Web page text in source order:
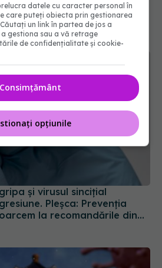
creierului și după
Pleșca: Prevenția
la recomandările din
datele cu caracter personal în
care puteți obiecta prin gestionarea
un link în partea de jos a
gestiona sau a vă retrage
de confidențialitate și cookie-
Consimțământ
opțiunile